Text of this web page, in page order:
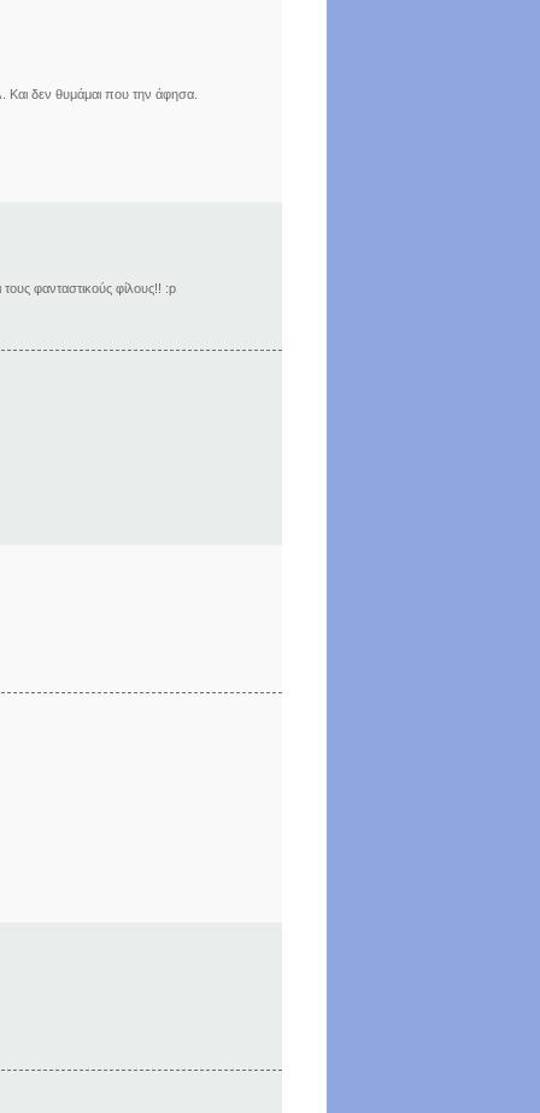
Και δεν θυμάμαι που την άφησα.
φανταστικούς φίλους!! :p